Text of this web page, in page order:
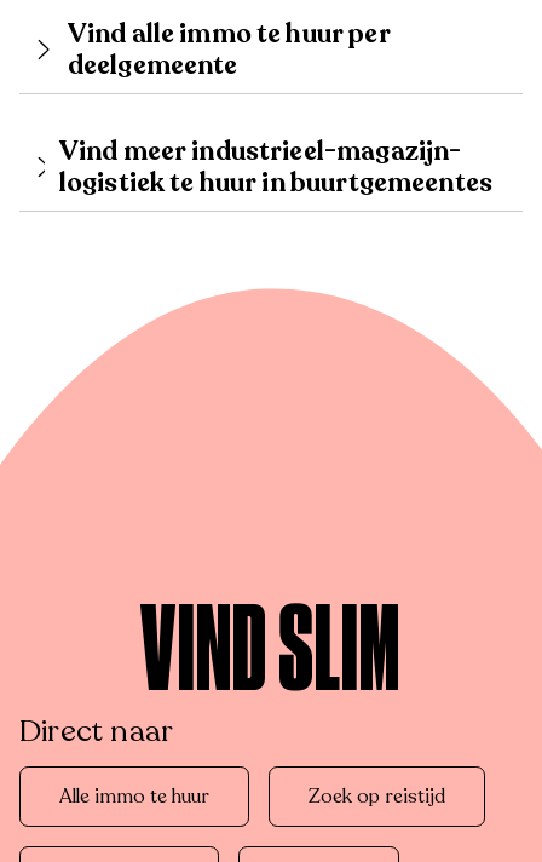
Vind alle immo te huur per
deelgemeente
Vind meer industrieel-magazijn-
logistiek te huur in buurtgemeentes
VIND SLIM
Direct naar
Alle immo te huur Zoek op reistijd